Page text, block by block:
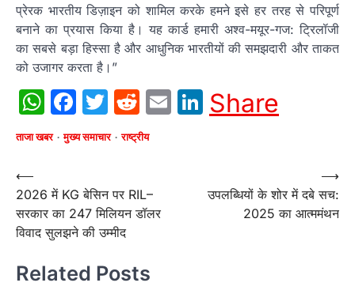
प्रेरक भारतीय डिज़ाइन को शामिल करके हमने इसे हर तरह से परिपूर्ण
बनाने का प्रयास किया है। यह कार्ड हमारी अश्व-मयूर-गज: ट्रिलॉजी
का सबसे बड़ा हिस्सा है और आधुनिक भारतीयों की समझदारी और ताकत
को उजागर करता है।”
WhatsApp
Facebook
Twitter
Reddit
EmailLinkedIn
Share
ताजा खबर मुख्य समाचार राष्ट्रीय
Post
navigation
⟵
2026 में KG बेसिन पर RIL–
सरकार का 247 मिलियन डॉलर
विवाद सुलझने की उम्मीद
उपलब्धियों के शोर में दबे सच:
2025 का आत्ममंथन
⟶
Related Posts